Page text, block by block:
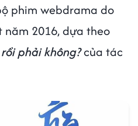
phim webdrama do
năm 2016, dựa theo
phải không?của tác